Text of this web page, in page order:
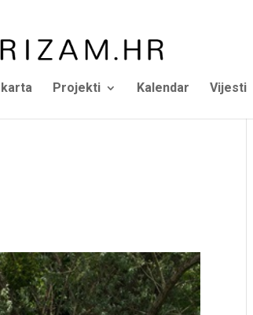
karta Projekti Kalendar Vijesti